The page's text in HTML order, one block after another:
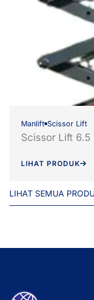
Manlift Scissor Lift
Scissor Lift 6.5
LIHAT PRODUK
LIHAT SEMUA